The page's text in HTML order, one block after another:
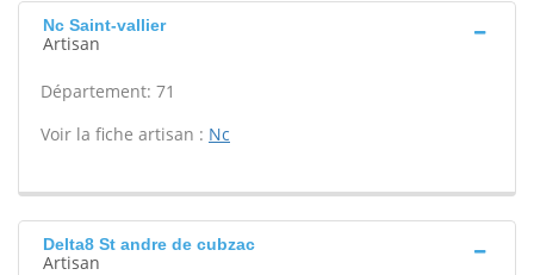
Nc Saint-vallier
Artisan
Département: 71
Voir la fiche artisan : Nc
Delta8 St andre de cubzac
Artisan